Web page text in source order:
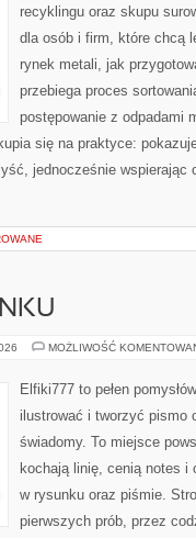
recyklingu oraz skupu
dla osób i firm, które chcą
rynek metali, jak
przebiega proces
postępowanie z odpadami
się na praktyce:
jednocześnie wspierając
MOŻLIWOŚĆ
Elfiki777 to pełen
ilustrować i tworzyć pismo
świadomy. To miejsce
kochają linię, cenią notes i
w rysunku oraz piśmie.
pierwszych prób, przez